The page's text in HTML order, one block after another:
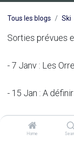
Home
Tous les blogs Ski
Sorties prévues
- 7 Janv : Les
- 15 Jan : A définir
- 24 Jan : skis